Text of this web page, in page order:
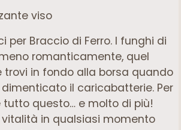
viso
per Braccio di Ferro. I funghi di
meno romanticamente, quel
trovi in fondo alla borsa quando
il caricabatterie. Per
tutto questo… e molto di più!
in qualsiasi momento